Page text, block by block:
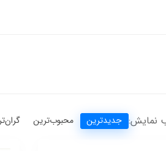
نمایش: جدیدترین محبوب‌ترین